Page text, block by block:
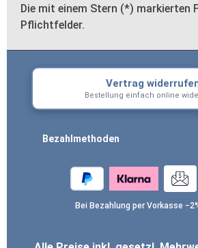
Die mit einem Stern (*) markierten
Pflichtfelder.
Vertrag
Bestellung einfach online
Bezahlmethoden
Bei Bezahlung per Vorkasse